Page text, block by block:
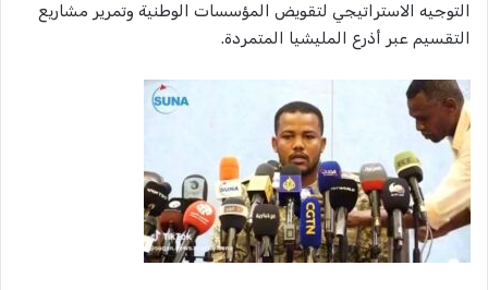
التوجيه الاستراتيجي لتقويض المؤسسات الوطنية وتمرير مشاريع
التقسيم عبر أذرع المليشيا المتمردة.